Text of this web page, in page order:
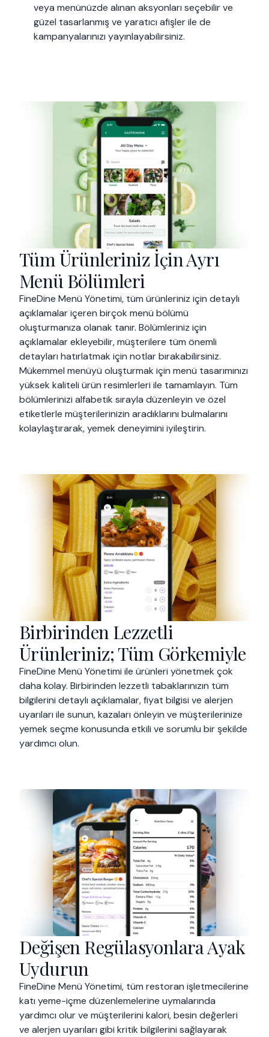
veya menünüzde alınan aksyonları seçebilir ve
güzel tasarlanmış ve yaratıcı afişler ile de
kampanyalarınızı yayınlayabilirsiniz.
Tüm Ürünleriniz İçin Ayrı
Menü Bölümleri
FineDine Menü Yönetimi, tüm ürünleriniz için detaylı
açıklamalar içeren birçok menü bölümü
oluşturmanıza olanak tanır. Bölümleriniz için
açıklamalar ekleyebilir, müşterilere tüm önemli
detayları hatırlatmak için notlar bırakabilirsiniz.
Mükemmel menüyü oluşturmak için menü tasarımınızı
yüksek kaliteli ürün resimlerleri ile tamamlayın. Tüm
bölümlerinizi alfabetik sırayla düzenleyin ve özel
etiketlerle müşterilerinizin aradıklarını bulmalarını
kolaylaştırarak, yemek deneyimini iyileştirin.
Birbirinden Lezzetli
Ürünleriniz; Tüm Görkemiyle
FineDine Menü Yönetimi ile ürünleri yönetmek çok
daha kolay. Birbirinden lezzetli tabaklarınızın tüm
bilgilerini detaylı açıklamalar, fiyat bilgisi ve alerjen
uyarıları ile sunun, kazaları önleyin ve müşterilerinize
yemek seçme konusunda etkili ve sorumlu bir şekilde
yardımcı olun.
Değişen Regülasyonlara Ayak
Uydurun
FineDine Menü Yönetimi, tüm restoran işletmecilerine
katı yeme-içme düzenlemelerine uymalarında
yardımcı olur ve müşterilerini kalori, besin değerleri
ve alerjen uyarıları gibi kritik bilgilerini sağlayarak